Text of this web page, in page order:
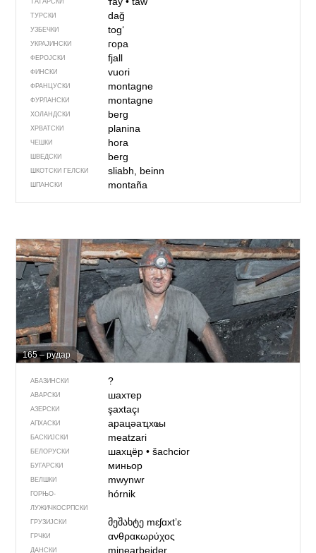
ТАТАРСКИ
ТУРСКИ dağ
УЗБЕЧКИ togʻ
УКРАЈИНСКИ гора
ФЕРОЈСКИ fjall
ФИНСКИ vuori
ФРАНЦУСКИ montagne
ФУРЛАНСКИ montagne
ХОЛАНДСКИ berg
ХРВАТСКИ planina
ЧЕШКИ hora
ШВЕДСКИ berg
ШКОТСКИ ГЕЛСКИ sliabh, beinn
ШПАНСКИ montaña
165 – рудар
АБАЗИНСКИ ?
АВАРСКИ шахтер
АЗЕРСКИ şaxtaçı
АПХАСКИ арацәаҵхҩы
БАСКИЈСКИ meatzari
БЕЛОРУСКИ шахцёр• šachcior
БУГАРСКИ миньор
ВЕЛШКИ mwynwr
ГОРЊО­
ЛУЖИЧКОСРПСКИ
hórnik
ГРУЗИЈСКИ მეშახტე mɛʃɑxtʼɛ
ГРЧКИ ανθρακωρύχος
ДАНСКИ minearbejder